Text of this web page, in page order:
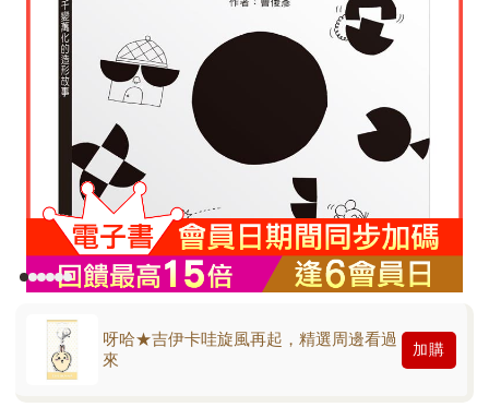
呀哈★吉伊卡哇旋風再起，精選周邊看過
來
加購